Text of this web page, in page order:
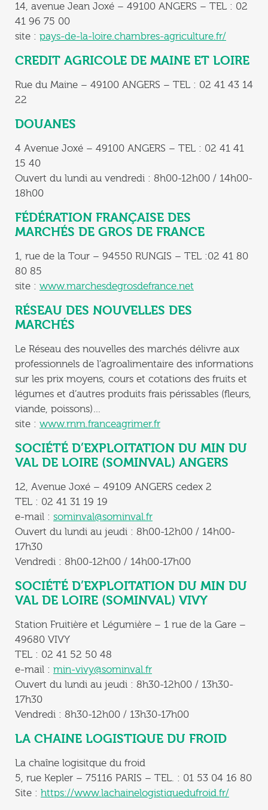
14, avenue Jean Joxé – 49100 ANGERS – TEL : 02
41 96 75 00
site : pays-de-la-loire.chambres-agriculture.fr/
CREDIT AGRICOLE DE MAINE ET LOIRE
Rue du Maine – 49100 ANGERS – TEL : 02 41 43 14
22
DOUANES
4 Avenue Joxé – 49100 ANGERS – TEL : 02 41 41
15 40
Ouvert du lundi au vendredi : 8h00-12h00 / 14h00-
18h00
FÉDÉRATION FRANÇAISE DES
MARCHÉS DE GROS DE FRANCE
1, rue de la Tour – 94550 RUNGIS – TEL :02 41 80
80 85
site : www.marchesdegrosdefrance.net
RÉSEAU DES NOUVELLES DES
MARCHÉS
Le Réseau des nouvelles des marchés délivre aux
professionnels de l’agroalimentaire des informations
sur les prix moyens, cours et cotations des fruits et
légumes et d’autres produits frais périssables (fleurs,
viande, poissons)…
site : www.rnm.franceagrimer.fr
SOCIÉTÉ D’EXPLOITATION DU MIN DU
VAL DE LOIRE (SOMINVAL) ANGERS
12, Avenue Joxé – 49109 ANGERS cedex 2
TEL : 02 41 31 19 19
e-mail : sominval@sominval.fr
Ouvert du lundi au jeudi : 8h00-12h00 / 14h00-
17h30
Vendredi : 8h00-12h00 / 14h00-17h00
SOCIÉTÉ D’EXPLOITATION DU MIN DU
VAL DE LOIRE (SOMINVAL) VIVY
Station Fruitière et Légumière – 1 rue de la Gare –
49680 VIVY
TEL : 02 41 52 50 48
e-mail : min-vivy@sominval.fr
Ouvert du lundi au jeudi : 8h30-12h00 / 13h30-
17h30
Vendredi : 8h30-12h00 / 13h30-17h00
LA CHAINE LOGISTIQUE DU FROID
La chaîne logisitque du froid
5, rue Kepler – 75116 PARIS – TEL. : 01 53 04 16 80
Site : https://www.lachainelogistiquedufroid.fr/